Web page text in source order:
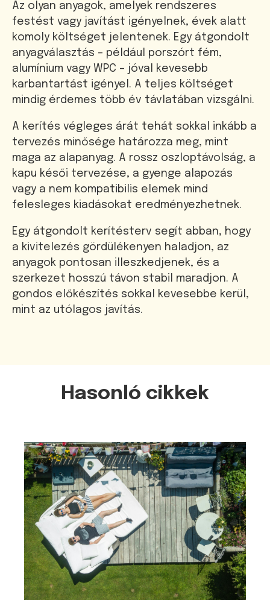
Az olyan anyagok, amelyek rendszeres
festést vagy javítást igényelnek, évek alatt
komoly költséget jelentenek. Egy átgondolt
anyagválasztás – például porszórt fém,
alumínium vagy WPC – jóval kevesebb
karbantartást igényel. A teljes költséget
mindig érdemes több év távlatában vizsgálni.
A kerítés végleges árát tehát sokkal inkább a
tervezés minősége határozza meg, mint
maga az alapanyag. A rossz oszloptávolság, a
kapu késői tervezése, a gyenge alapozás
vagy a nem kompatibilis elemek mind
felesleges kiadásokat eredményezhetnek.
Egy átgondolt kerítésterv segít abban, hogy
a kivitelezés gördülékenyen haladjon, az
anyagok pontosan illeszkedjenek, és a
szerkezet hosszú távon stabil maradjon. A
gondos előkészítés sokkal kevesebbe kerül,
mint az utólagos javítás.
Hasonló cikkek